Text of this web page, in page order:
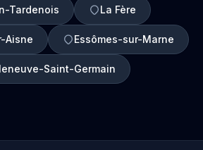
Tardenois La Fère
Aisne Essômes-sur-Marne
Saint-Germain